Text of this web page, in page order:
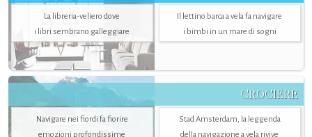
La libreria-veliero dove
i libri sembrano galleggiare
Il lettino barca a vela fa navigare
i bimbi in un mare di sogni
CROCIERE
Navigare nei fiordi fa fiorire
emozioni profondissime
Stad Amsterdam, la leggenda
della navigazione a vela rivive